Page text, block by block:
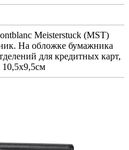
Meisterstuck (MST)
На обложке бумажника
для кредитных карт,
10,5x9,5см